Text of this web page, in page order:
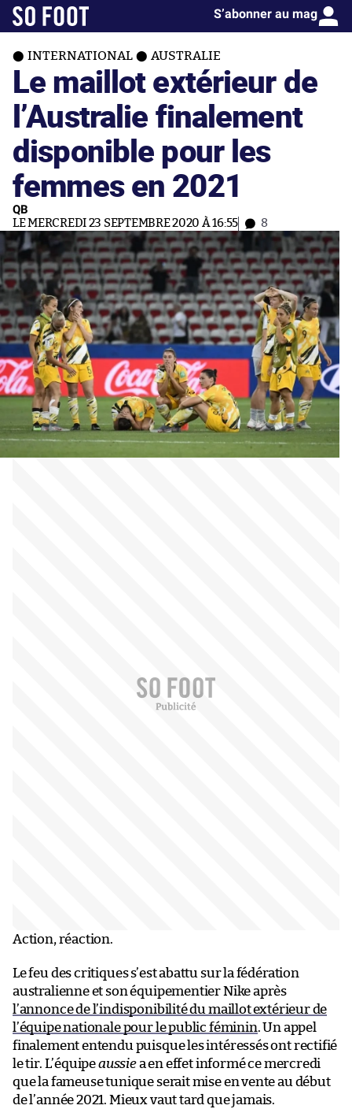
S’abonner au mag
INTERNATIONAL AUSTRALIE
Le maillot extérieur de
l’Australie finalement
disponible pour les
femmes en 2021
QB
LE MERCREDI 23 SEPTEMBRE 2020 À 16:55 8
Action, réaction.
Le feu des critiques s’est abattu sur la fédération
australienne et son équipementier Nike après
l’annonce de l’indisponibilité du maillot extérieur de
l’équipe nationale pour le public féminin. Un appel
finalement entendu puisque les intéressés ont rectifié
le tir. L’équipeaussiea en effet informé ce mercredi
que la fameuse tunique serait mise en vente au début
de l’année 2021. Mieux vaut tard que jamais.